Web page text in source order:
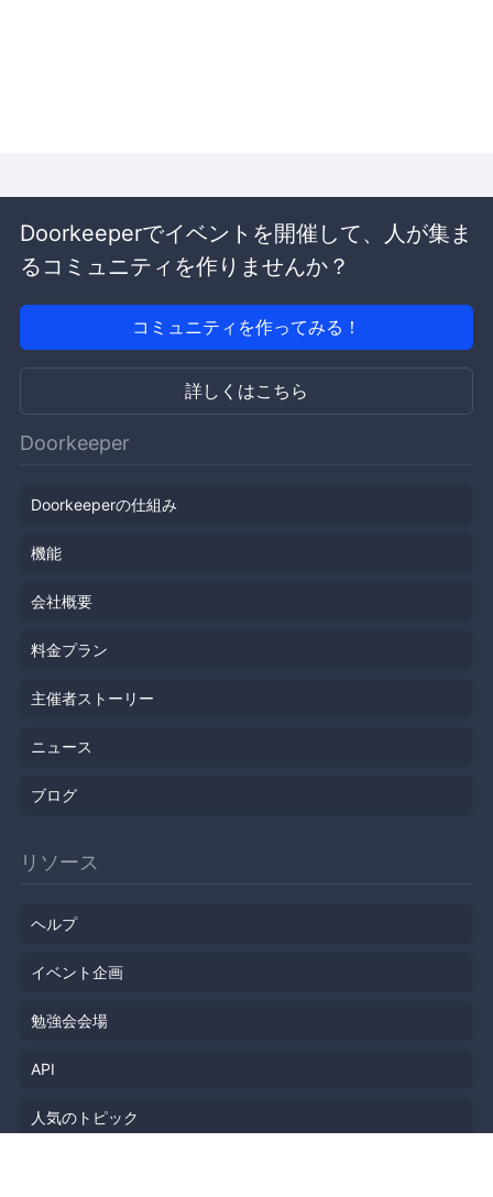
Doorkeeperでイベントを開催して、人が集ま
るコミュニティを作りませんか？
コミュニティを作ってみる！
詳しくはこちら
Doorkeeper
Doorkeeperの仕組み
機能
会社概要
料金プラン
主催者ストーリー
ニュース
ブログ
リソース
ヘルプ
イベント企画
勉強会会場
API
人気のトピック